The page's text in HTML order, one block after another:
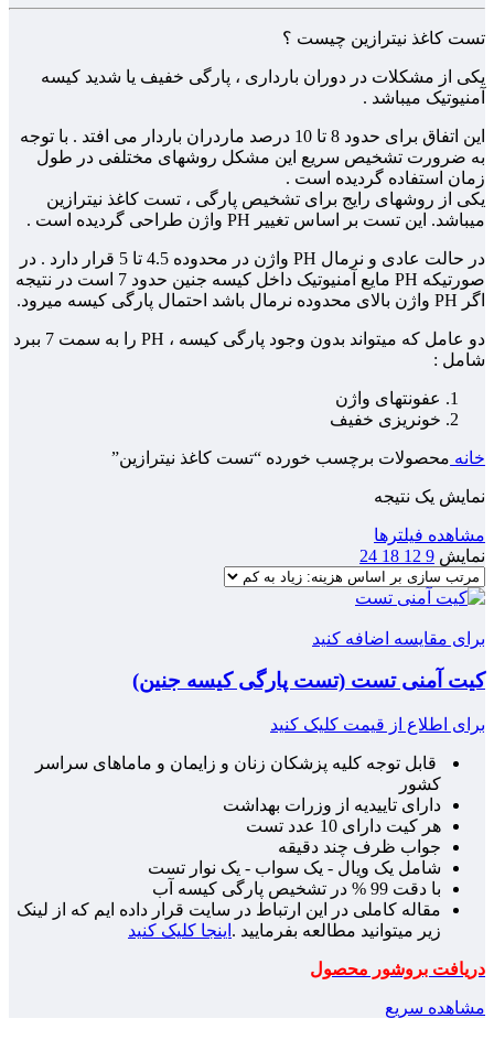
تست کاغذ نیترازین چیست ؟
یکی از مشکلات در دوران بارداری ، پارگی خفیف یا شدید کیسه
آمنیوتیک میباشد .
این اتفاق برای حدود 8 تا 10 درصد ماردران باردار می افتد . با توجه
به ضرورت تشخیص سریع این مشکل روشهای مختلفی در طول
زمان استفاده گردیده است .
یکی از روشهای رایج برای تشخیص پارگی ، تست کاغذ نیترازین
میباشد. این تست بر اساس تغییر PH واژن طراحی گردیده است .
در حالت عادی و نرمال PH واژن در محدوده 4.5 تا 5 قرار دارد . در
صورتیکه PH مایع آمنیوتیک داخل کیسه جنین حدود 7 است در نتیجه
اگر PH واژن بالای محدوده نرمال باشد احتمال پارگی کیسه میرود.
دو عامل که میتواند بدون وجود پارگی کیسه ، PH را به سمت 7 ببرد
شامل :
عفونتهای واژن
خونریزی خفیف
خانه محصولات برچسب خورده “تست کاغذ نیترازین”
نمایش یک نتیجه
مشاهده فیلترها
نمایش 9
12
18
24
برای مقایسه اضافه کنید
کیت آمنی تست (تست پارگی کیسه جنین)
برای اطلاع از قیمت کلیک کنید
قابل توجه کلیه پزشکان زنان و زایمان و ماماهای سراسر
کشور
دارای تاییدیه از وزرات بهداشت
هر کیت دارای 10 عدد تست
جواب ظرف چند دقیقه
شامل یک ویال - یک سواب - یک نوار تست
با دقت 99 % در تشخیص پارگی کیسه آب
مقاله کاملی در این ارتباط در سایت قرار داده ایم که از لینک
زیر میتوانید مطالعه بفرمایید . اینجا کلیک کنید
دریافت بروشور محصول
مشاهده سریع